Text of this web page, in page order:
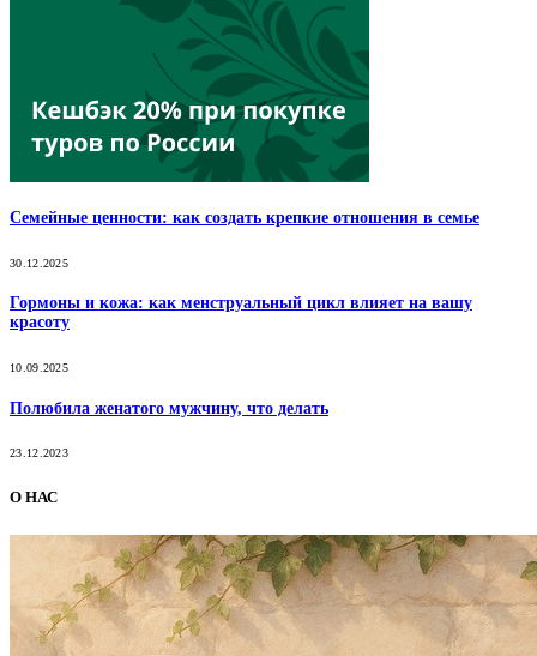
Семейные ценности: как создать крепкие отношения в семье
30.12.2025
Гормоны и кожа: как менструальный цикл влияет на вашу
красоту
10.09.2025
Полюбила женатого мужчину, что делать
23.12.2023
О НАС